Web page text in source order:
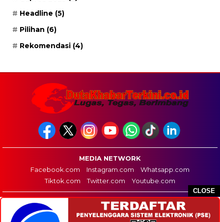
CLOSE
Headline (5)
Pilihan (6)
Rekomendasi (4)
MEDIA NETWORK
Facebook.com
Instagram.com
Whatsapp.com
Tiktok.com
Twitter.com Youtube.com
HOME
PEDOMAN MEDIA SIBER
DISCLAIMER
INFO IKLAN